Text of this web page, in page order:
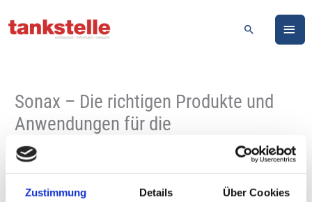
Zustimmung Details Über Cookies
Inhalt
Suchen
Sonax – Die richtigen Produkte und
Anwendungen für die
Waschhallenreinigung
Der